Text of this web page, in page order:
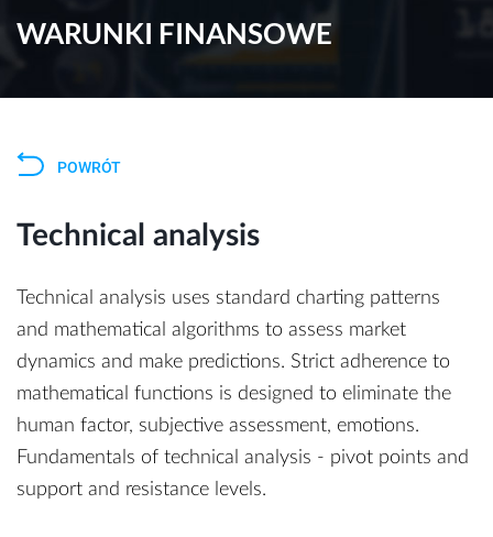
WARUNKI FINANSOWE
POWRÓT
Technical analysis
Technical analysis uses standard charting patterns
and mathematical algorithms to assess market
dynamics and make predictions. Strict adherence to
mathematical functions is designed to eliminate the
human factor, subjective assessment, emotions.
Fundamentals of technical analysis - pivot points and
support and resistance levels.